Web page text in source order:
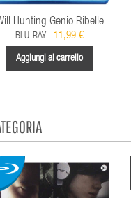
Hunting Genio Ribelle
BLU-RAY - 11,99 €
Aggiungi al carrello